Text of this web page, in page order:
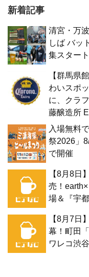
新着記事
清宮・万
しば バッ
集スター
【群馬県
わいスポ
に、クラ
藤醸造所
入場無料
祭2026」
で開催
【8月8日
売！
場＆『宇
【8月7日
幕！町田
ワレコ渋